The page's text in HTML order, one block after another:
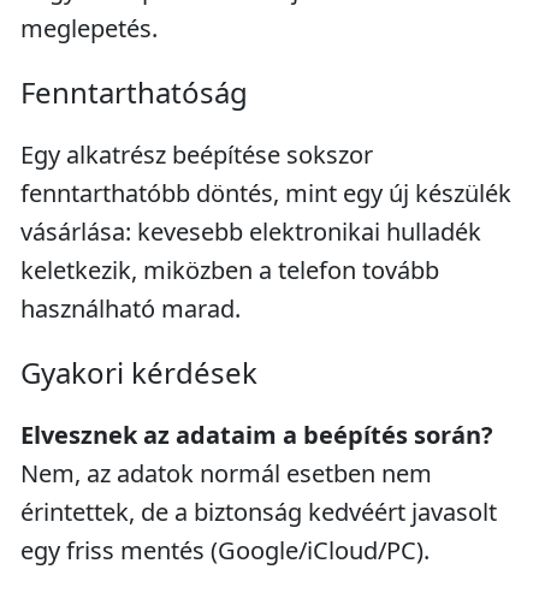
meglepetés.
Fenntarthatóság
Egy alkatrész beépítése sokszor
fenntarthatóbb döntés, mint egy új készülék
vásárlása: kevesebb elektronikai hulladék
keletkezik, miközben a telefon tovább
használható marad.
Gyakori kérdések
Elvesznek az adataim a beépítés során?
Nem, az adatok normál esetben nem
érintettek, de a biztonság kedvéért javasolt
egy friss mentés (Google/iCloud/PC).